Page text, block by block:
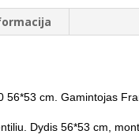
56*53 cm. Gamintojas
Dydis 56*53 cm,